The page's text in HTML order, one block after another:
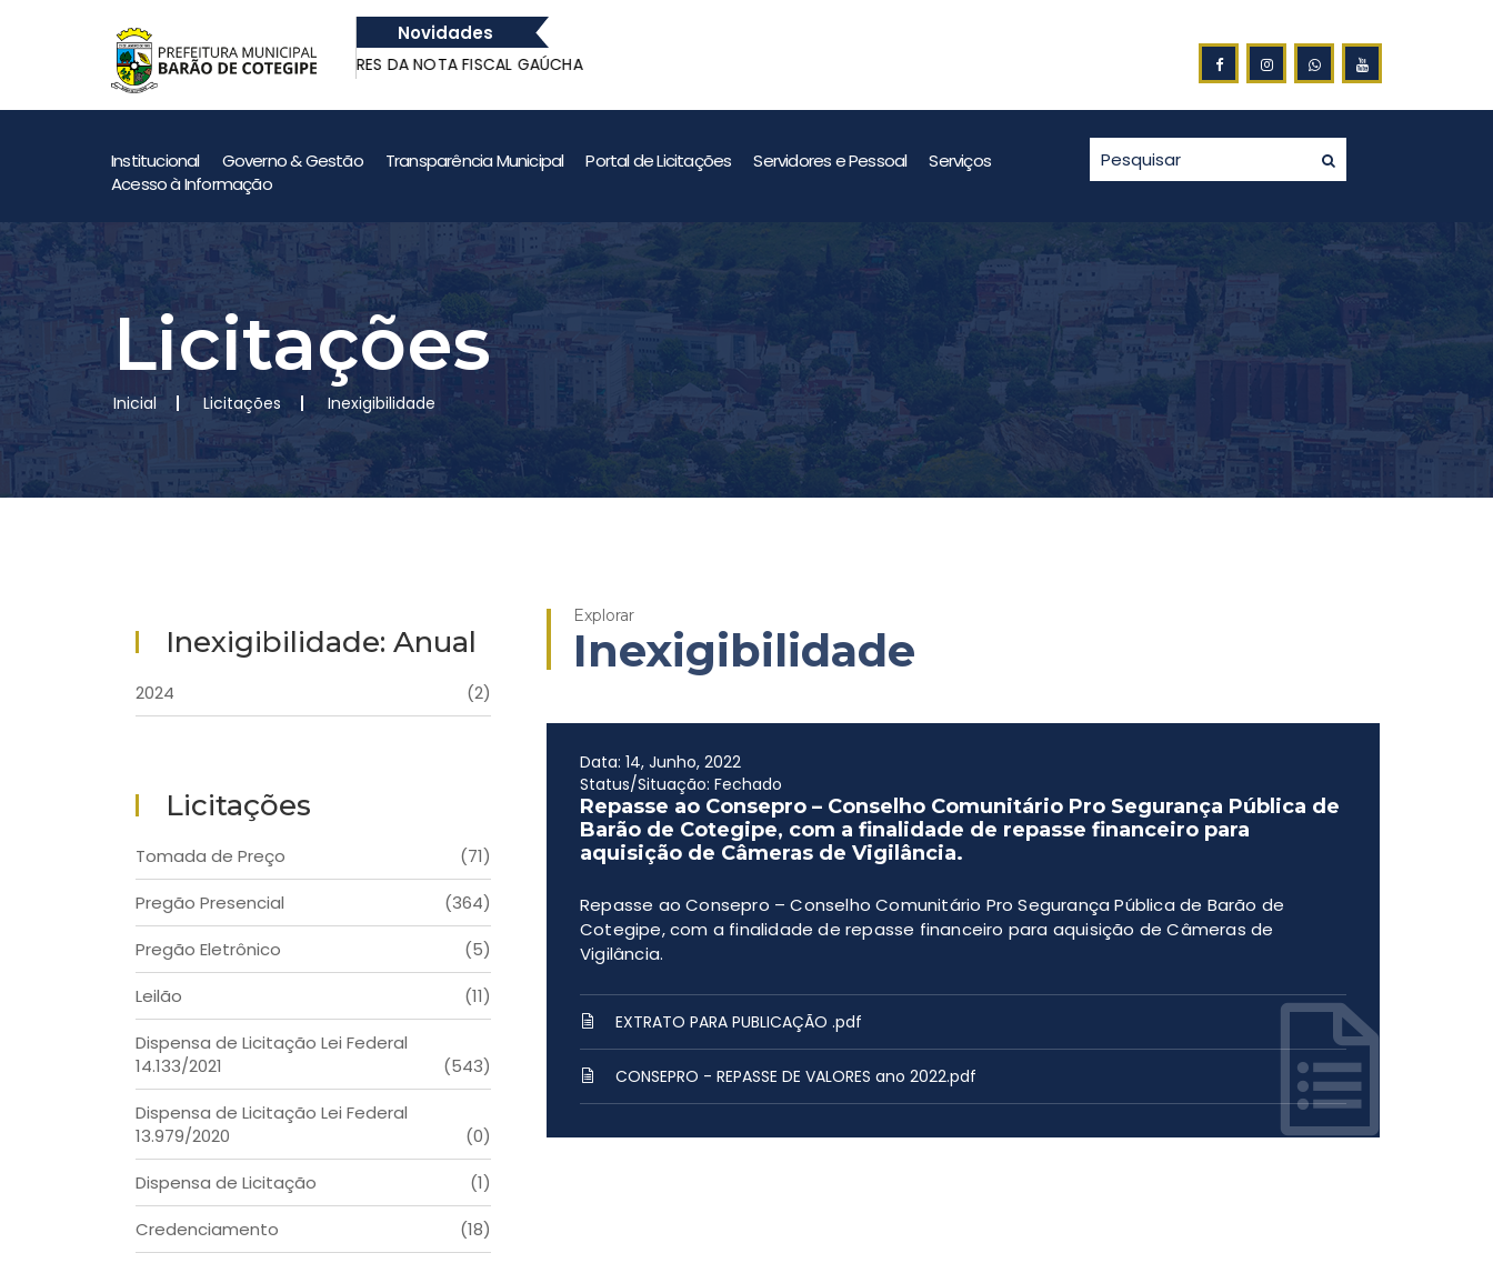
Novidades
GANHADORES DA NOTA FISCAL GAÚCHA
GANHADORES DA NOTA FISCAL GAÚCHA
Institucional Governo & Gestão Transparência Municipal Portal de Licitações Servidores e Pessoal
Serviços
Acesso à Informação
Licitações
Inicial Licitações Inexigibilidade
Inexigibilidade: Anual
2024 (2)
Licitações
Tomada de Preço
(71)
Pregão Presencial
(364)
Pregão Eletrônico
(5)
Leilão
(11)
Dispensa de Licitação Lei Federal
14.133/2021
(543)
Dispensa de Licitação Lei Federal
13.979/2020
(0)
Dispensa de Licitação
(1)
Credenciamento
(18)
Explorar
Inexigibilidade
Data: 14, Junho, 2022
Status/Situação: Fechado
Repasse ao Consepro – Conselho Comunitário Pro Segurança Pública de
Barão de Cotegipe, com a finalidade de repasse financeiro para
aquisição de Câmeras de Vigilância.
Repasse ao Consepro – Conselho Comunitário Pro Segurança Pública de Barão de
Cotegipe, com a finalidade de repasse financeiro para aquisição de Câmeras de
Vigilância.
EXTRATO PARA PUBLICAÇÃO .pdf
CONSEPRO - REPASSE DE VALORES ano 2022.pdf